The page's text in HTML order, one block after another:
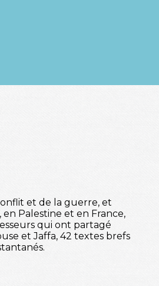
et de la guerre, et
Palestine et en France,
qui ont partagé
et Jaffa, 42 textes brefs